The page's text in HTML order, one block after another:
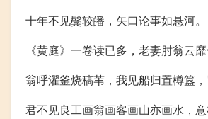
十年不见鬓较皤，矢口论事如悬河。
《黄庭》一卷读已多，老妻肘翁云靡
翁呼濯釜烧稿苇，我见船归置樽簋，
君不见良工画翁画客画山亦画水，意